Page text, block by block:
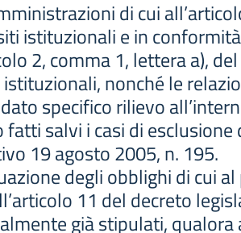
di cui
istituzionali e in
2, comma 1, lettera a),
nonché le
specifico rilievo
fatti salvi i casi di
19 agosto 2005, n. 195.
degli obblighi di cui
11 del decreto
già stipulati,